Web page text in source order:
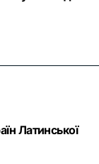
Латинської